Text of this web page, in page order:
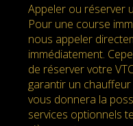
Appeler ou réserver
Pour une course
nous appeler
immédiatement.
de réserver votre
garantir un chauffeur
vous donnera la
services optionnels